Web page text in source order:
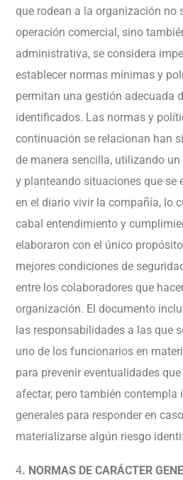
que rodean a la organización no
operación comercial, sino
administrativa, se considera
establecer normas mínimas y
permitan una gestión adecuada
identificados. Las normas y
continuación se relacionan han
de manera sencilla, utilizando
y planteando situaciones que se
en el diario vivir la compañía, lo
cabal entendimiento y
elaboraron con el único
mejores condiciones de
entre los colaboradores que
organización. El documento
las responsabilidades a las que
uno de los funcionarios en
para prevenir eventualidades
afectar, pero también contempla
generales para responder en
materializarse algún riesgo
4. NORMAS DE CARÁCTER